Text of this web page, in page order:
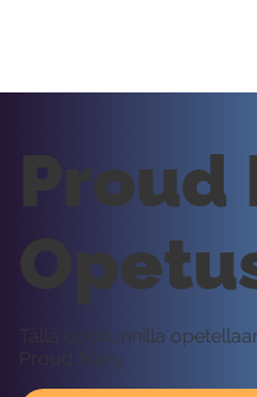
Proud
Tällä oppitunnilla
Proud Mary.